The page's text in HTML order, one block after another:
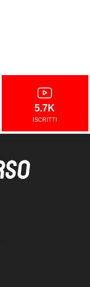
5.7K
ISCRITTI